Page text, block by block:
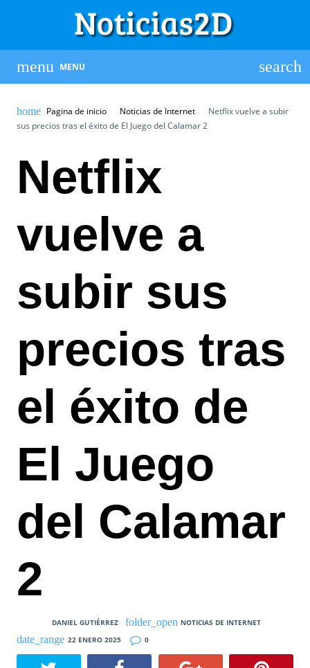
MENU
Pagina de inicio Noticias de Internet
Netflix vuelve a subir
sus precios tras el éxito de El Juego del Calamar 2
Netflix
vuelve a
subir sus
precios tras
el éxito de
El Juego
del Calamar
2
DANIEL GUTIÉRREZ
NOTICIAS DE INTERNET
22 ENERO 2025
0